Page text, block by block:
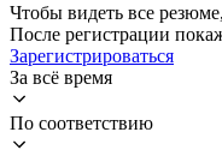
Чтобы видеть все
После регистрации
Зарегистрироваться
За всё время
По соответствию